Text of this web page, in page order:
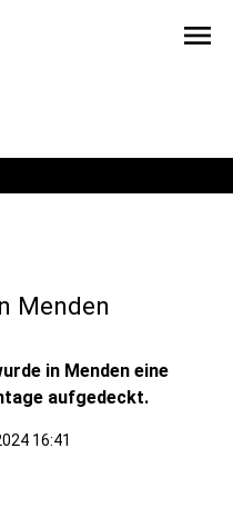
menu
Menden
in Menden eine
aufgedeckt.
16:41